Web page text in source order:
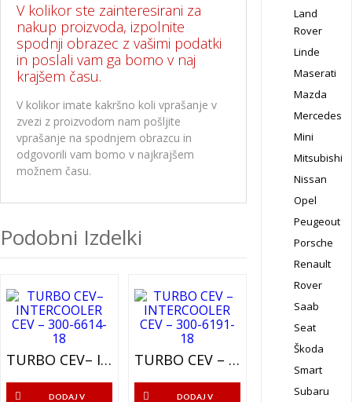
V kolikor ste zainteresirani za
nakup proizvoda, izpolnite
spodnji obrazec z vašimi podatki
in poslali vam ga bomo v naj
krajšem času.
V kolikor imate kakršno koli vprašanje v
zvezi z proizvodom nam pošljite
vprašanje na spodnjem obrazcu in
odgovorili vam bomo v najkrajšem
možnem času.
Podobni Izdelki
TURBO CEV– INTERCOOLER CEV – 300-6614-18
DODAJ V
TURBO CEV – INTERCOOLER CEV – 300-6191-18
DODAJ V
Land
Rover
Linde
Maserati
Mazda
Mercedes
Mini
Mitsubishi
Nissan
Opel
Peugeout
Porsche
Renault
Rover
Saab
Seat
Škoda
Smart
Subaru